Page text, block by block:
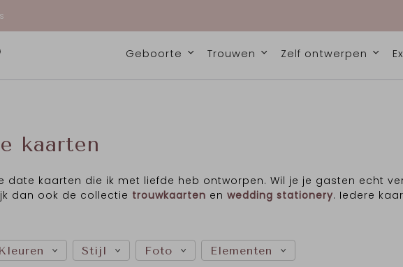
Geboorte Trouwen Zelf ontwerpen
kaarten
date kaarten die ik met liefde heb ontworpen. Wil je je gasten echt
dan ook de collectie trouwkaarten en wedding stationery. Iedere
Kleuren Stijl Foto Elementen